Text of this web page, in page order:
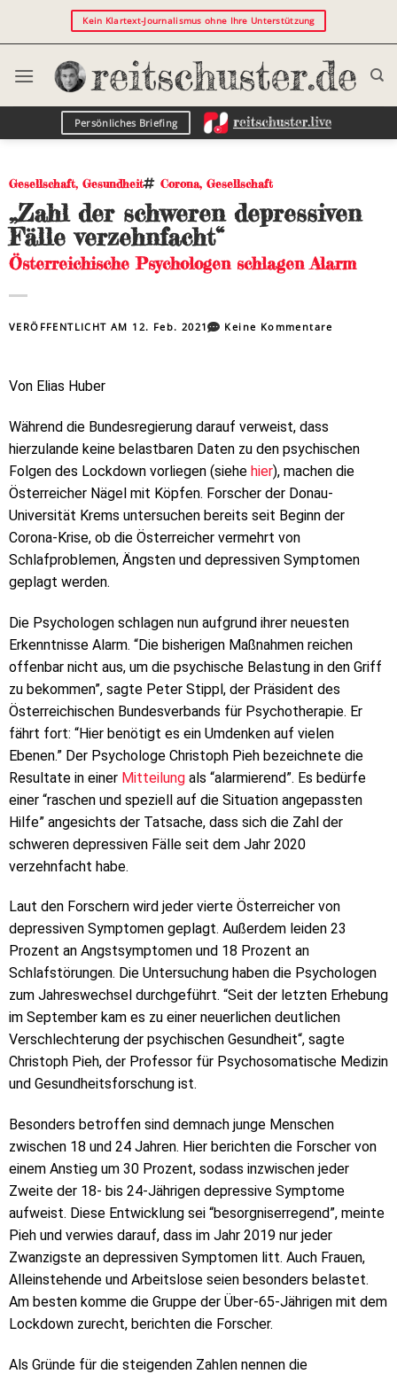
Kein Klartext-Journalismus ohne Ihre Unterstützung
Persönliches Briefing
Gesellschaft, Gesundheit Corona, Gesellschaft
„Zahl der schweren depressiven
Fälle verzehnfacht“
Österreichische Psychologen schlagen Alarm
VERÖFFENTLICHT AM 12. Feb. 2021 Keine Kommentare
Von Elias Huber
Während die Bundesregierung darauf verweist, dass
hierzulande keine belastbaren Daten zu den psychischen
Folgen des Lockdown vorliegen (siehe hier), machen die
Österreicher Nägel mit Köpfen. Forscher der Donau-
Universität Krems untersuchen bereits seit Beginn der
Corona-Krise, ob die Österreicher vermehrt von
Schlafproblemen, Ängsten und depressiven Symptomen
geplagt werden.
Die Psychologen schlagen nun aufgrund ihrer neuesten
Erkenntnisse Alarm. “Die bisherigen Maßnahmen reichen
offenbar nicht aus, um die psychische Belastung in den Griff
zu bekommen”, sagte Peter Stippl, der Präsident des
Österreichischen Bundesverbands für Psychotherapie. Er
fährt fort: “Hier benötigt es ein Umdenken auf vielen
Ebenen.” Der Psychologe Christoph Pieh bezeichnete die
Resultate in einer Mitteilung als “alarmierend”. Es bedürfe
einer “raschen und speziell auf die Situation angepassten
Hilfe” angesichts der Tatsache, dass sich die Zahl der
schweren depressiven Fälle seit dem Jahr 2020
verzehnfacht habe.
Laut den Forschern wird jeder vierte Österreicher von
depressiven Symptomen geplagt. Außerdem leiden 23
Prozent an Angstsymptomen und 18 Prozent an
Schlafstörungen. Die Untersuchung haben die Psychologen
zum Jahreswechsel durchgeführt. “Seit der letzten Erhebung
im September kam es zu einer neuerlichen deutlichen
Verschlechterung der psychischen Gesundheit“, sagte
Christoph Pieh, der Professor für Psychosomatische Medizin
und Gesundheitsforschung ist.
Besonders betroffen sind demnach junge Menschen
zwischen 18 und 24 Jahren. Hier berichten die Forscher von
einem Anstieg um 30 Prozent, sodass inzwischen jeder
Zweite der 18- bis 24-Jährigen depressive Symptome
aufweist. Diese Entwicklung sei “besorgniserregend”, meinte
Pieh und verwies darauf, dass im Jahr 2019 nur jeder
Zwanzigste an depressiven Symptomen litt. Auch Frauen,
Alleinstehende und Arbeitslose seien besonders belastet.
Am besten komme die Gruppe der Über-65-Jährigen mit dem
Lockdown zurecht, berichten die Forscher.
Als Gründe für die steigenden Zahlen nennen die